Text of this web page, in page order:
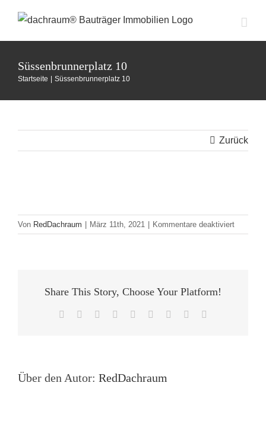
Inhalt
springen
Süssenbrunnerplatz 10
Startseite Süssenbrunnerplatz 10
Zurück
Von RedDachraum März 11th, 2021 Kommentare deaktiviertfür
Share This Story, Choose Your Platform!
Facebook Reddit LinkedInWhatsApp
TumblrPinterest
Über den Autor: RedDachraum